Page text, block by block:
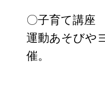
〇子育て講座
運動あそびや
催。